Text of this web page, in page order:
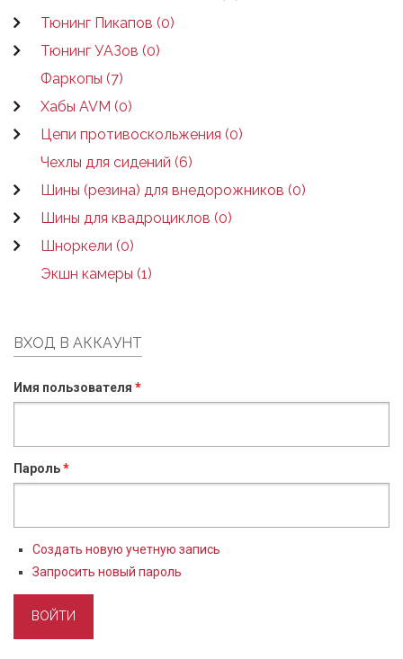
Тюнинг Пикапов (0)
Тюнинг УАЗов (0)
Фаркопы (7)
Хабы AVM (0)
Цепи противоскольжения (0)
Чехлы для сидений (6)
Шины (резина) для внедорожников (0)
Шины для квадроциклов (0)
Шноркели (0)
Экшн камеры (1)
ВХОД В АККАУНТ
Имя пользователя *
Пароль*
Создать новую учетную запись
Запросить новый пароль